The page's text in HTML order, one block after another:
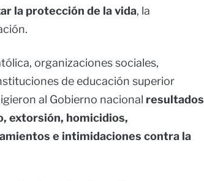
la protección de la vida, la
organizaciones sociales,
de educación superior
al Gobierno nacional resultados
extorsión, homicidios,
e intimidaciones contra la